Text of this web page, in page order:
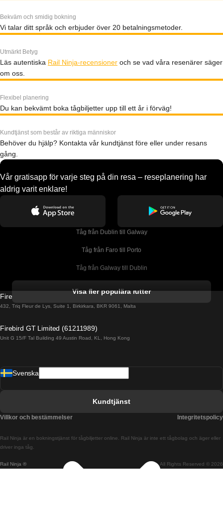
Bekväm och smidig bokning
Vi talar ditt språk och erbjuder över 20 betalningsmetoder.
Utmärkt Betyg
Läs autentiska Rail Ninja-recensioner och se vad våra resenärer säger
om oss.
Flexibel planering
Du kan bekvämt boka tågbiljetter upp till ett år i förväg!
Kundtjänst som består av riktiga människor
Behöver du hjälp? Kontakta vår kundtjänst före eller under resans
gång.
Vår gratisapp för varje steg på din resa – reseplanering har
aldrig varit enklare!
Tåg från Dublin till Galway
Tåg från Faro till Porto
Tåg från Galway till Dublin
Tåg från Porto till Faro
Tåg från Barcelona till Madrid
Tåg från Budapest till Bratislava
Visa fler populära rutter
Firebird GT Limited (OC 1451)
432, Triq Fleur de Lys, Suite 1, Birkirkara, BKR 9061, Malta
Firebird GT Limited (61211989)
Unit G 15/F Tal Building 49 Austin Road, KL, Hong Kong
Rail Ninja ® All Rights Reserved © 2026
Rail Ninja är en bokningstjänst för tågbiljetter online. Rail Ninja är inte ett tågbolag och äger eller
driver inga tåg.
Svenska
Kundtjänst
Villkor och bestämmelser Integritetspolicy